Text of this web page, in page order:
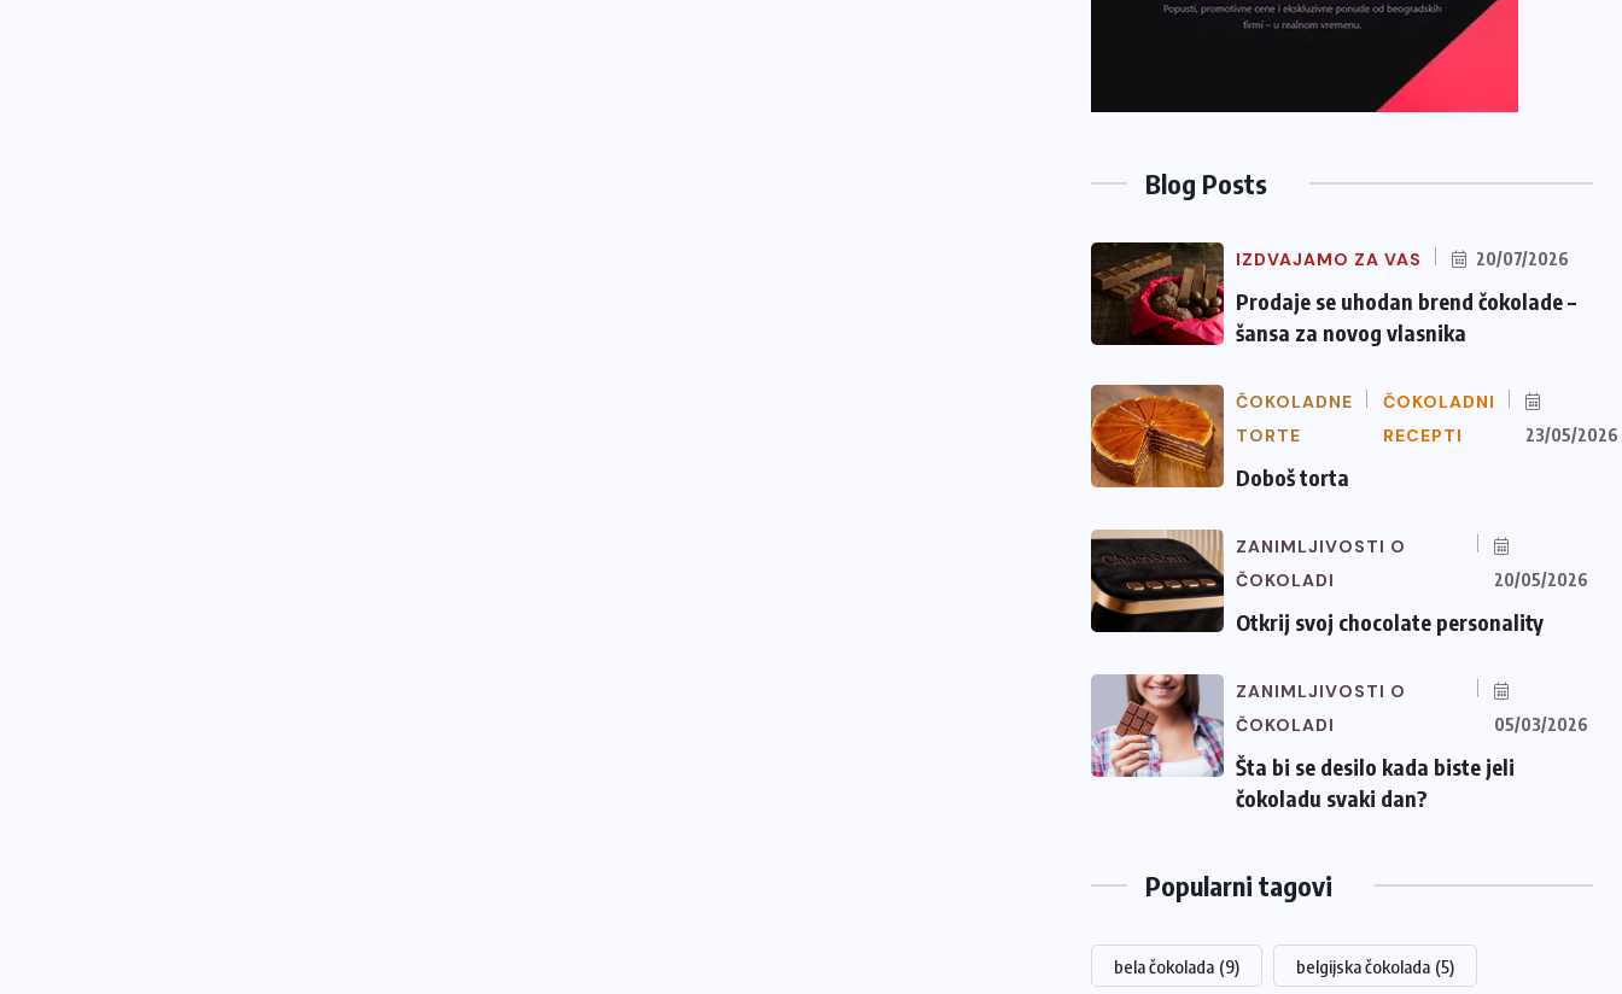
Blog Posts
IZDVAJAMO ZA VAS 20/07/2026
Prodaje se uhodan brend čokolade –
šansa za novog vlasnika
ČOKOLADNE
TORTE
ČOKOLADNI
RECEPTI
23/05/2026
Doboš torta
ZANIMLJIVOSTI O
ČOKOLADI
20/05/2026
Otkrij svoj chocolate personality
ZANIMLJIVOSTI O
ČOKOLADI
05/03/2026
Šta bi se desilo kada biste jeli
čokoladu svaki dan?
Popularni tagovi
bela čokolada (9) belgijska čokolada (5)